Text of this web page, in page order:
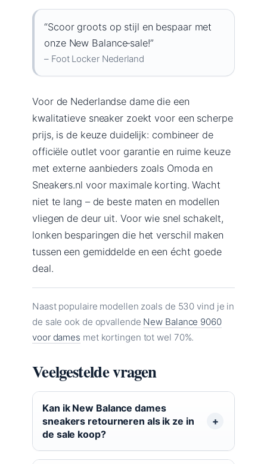
“Scoor groots op stijl en bespaar met
onze New Balance‑sale!”
– Foot Locker Nederland
Voor de Nederlandse dame die een
kwalitatieve sneaker zoekt voor een scherpe
prijs, is de keuze duidelijk: combineer de
officiële outlet voor garantie en ruime keuze
met externe aanbieders zoals Omoda en
Sneakers.nl voor maximale korting. Wacht
niet te lang – de beste maten en modellen
vliegen de deur uit. Voor wie snel schakelt,
lonken besparingen die het verschil maken
tussen een gemiddelde en een écht goede
deal.
Naast populaire modellen zoals de 530 vind je in
de sale ook de opvallende New Balance 9060
voor dames met kortingen tot wel 70%.
Veelgestelde vragen
Kan ik New Balance dames
sneakers retourneren als ik ze in
de sale koop?